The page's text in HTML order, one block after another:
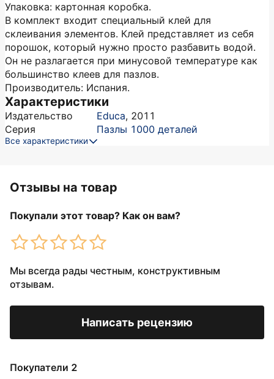
Упаковка: картонная коробка.
В комплект входит специальный клей для
склеивания элементов. Клей представляет из себя
порошок, который нужно просто разбавить водой.
Он не разлагается при минусовой температуре как
большинство клеев для пазлов.
Производитель: Испания.
Характеристики
Издательство Educa, 2011
Серия
Пазлы 1000 деталей
Все характеристики
Отзывы на товар
Покупали этот товар? Как он вам?
Мы всегда рады честным, конструктивным
отзывам.
Написать рецензию
Покупатели 2